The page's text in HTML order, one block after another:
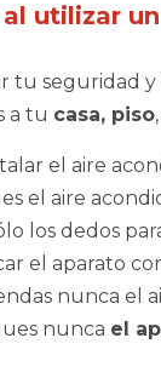
utilizar
tu seguridad
a tu casa, piso
el aire
el aire
los dedos
el aparato
nunca el
nunca el